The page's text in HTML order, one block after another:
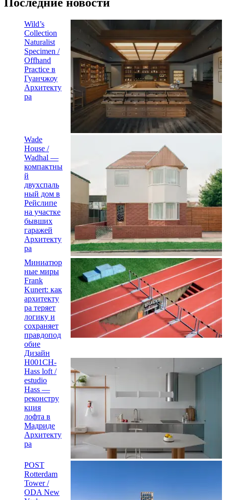
Wild’s
Collection
Naturalist
Specimen /
Offhand
Practice в
Гуанчжоу
Архитекту
ра
Wade
House /
Wadhal —
компактны
й
двухспаль
ный дом в
Рейслипе
на участке
бывших
гаражей
Архитекту
ра
Миниатюр
ные миры
Frank
Kunert: как
архитекту
ра теряет
логику и
сохраняет
правдопод
обие
Дизайн
H001CH-
Hass loft /
estudio
Hass —
реконстру
кция
лофта в
Мадриде
Архитекту
ра
POST
Rotterdam
Tower /
ODA New